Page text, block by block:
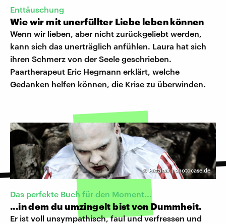
Enttäuschung
Wie wir mit unerfüllter Liebe leben können
Wenn wir lieben, aber nicht zurückgeliebt werden,
kann sich das unerträglich anfühlen. Laura hat sich
ihren Schmerz von der Seele geschrieben.
Paartherapeut Eric Hegmann erklärt, welche
Gedanken helfen können, die Krise zu überwinden.
©Pätzibär | photocase.de
Das perfekte Buch für den Moment...
...in dem du umzingelt bist von Dummheit.
Er ist voll unsympathisch, faul und verfressen und